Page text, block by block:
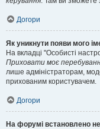
Догори
Як уникнути появи мого
На вкладці "Особисті
Приховати моє
лише адміністраторам,
прихованим користувачем.
Догори
На форумі встановлено